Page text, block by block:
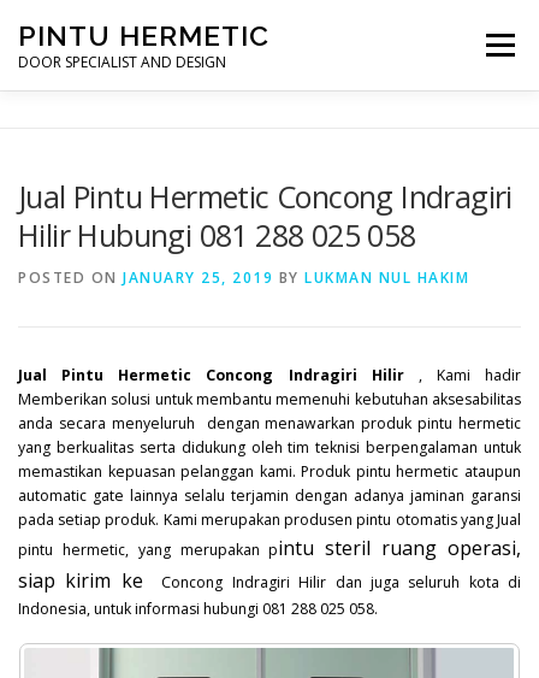
content
PINTU HERMETIC
DOOR SPECIALIST AND DESIGN
Menu
PROFILE KONTAK
Jual Pintu Hermetic Concong Indragiri
Hilir Hubungi 081 288 025 058
POSTED ON JANUARY 25, 2019 BY LUKMAN NUL HAKIM
Jual Pintu Hermetic Concong Indragiri Hilir, Kami hadir
Memberikan solusi untuk membantu memenuhi kebutuhan aksesabilitas
anda secara menyeluruh dengan menawarkan produk pintu hermetic
yang berkualitas serta didukung oleh tim teknisi berpengalaman untuk
memastikan kepuasan pelanggan kami. Produk pintu hermetic ataupun
automatic gate lainnya selalu terjamin dengan adanya jaminan garansi
pada setiap produk. Kami merupakan produsen pintu otomatis yang Jual
pintu hermetic, yang merupakan pintu steril ruang operasi,
siap kirim ke
Concong Indragiri Hilir dan juga seluruh kota di
Indonesia, untuk informasi hubungi 081 288 025 058.